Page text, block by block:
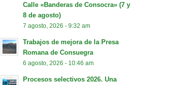
Calle «Banderas de Consocra» (7 y
8 de agosto)
7 agosto, 2026 - 9:32 am
Trabajos de mejora de la Presa
Romana de Consuegra
6 agosto, 2026 - 10:46 am
Procesos selectivos 2026. Una